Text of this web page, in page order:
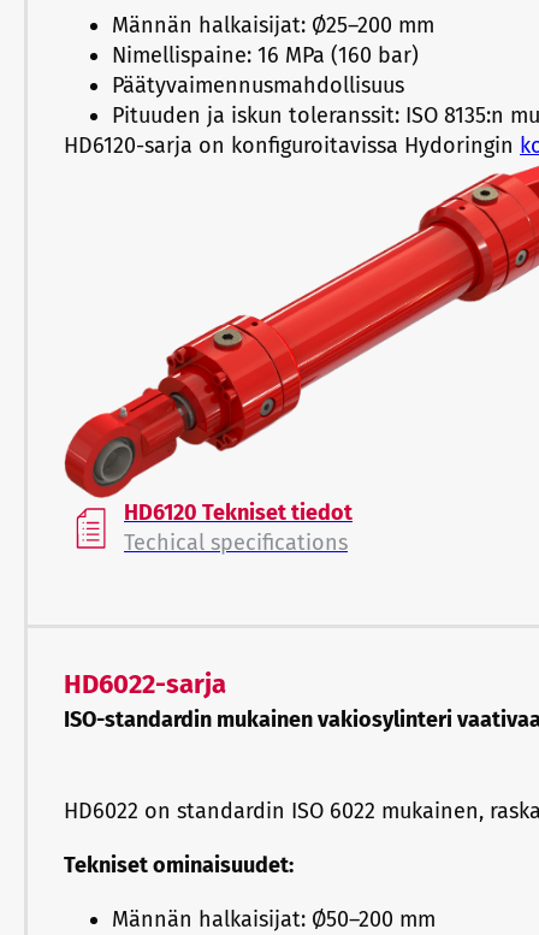
Männän halkaisijat: Ø25–200 mm
Nimellispaine: 16 MPa (160 bar)
Päätyvaimennusmahdollisuus
Pituuden ja iskun toleranssit: ISO 8135:n
HD6120-sarja on konfiguroitavissa Hydoringin
HD6120 Tekniset tiedot
Techical specifications
HD6022-sarja
ISO-standardin mukainen vakiosylinteri
HD6022 on standardin ISO 6022 mukainen,
Tekniset ominaisuudet:
Männän halkaisijat: Ø50–200 mm